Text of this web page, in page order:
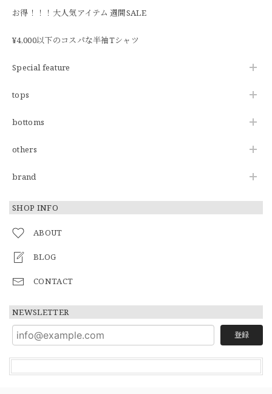
お得！！！大人気アイテム 週間SALE
¥4,000以下のコスパな半袖Tシャツ
Special feature
tops
bottoms
others
brand
SHOP INFO
ABOUT
BLOG
CONTACT
NEWSLETTER
登録